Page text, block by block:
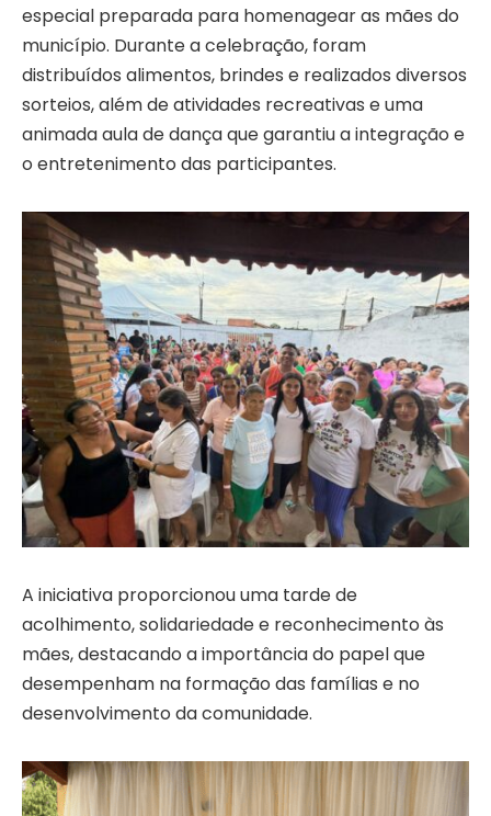
especial preparada para homenagear as mães do
município. Durante a celebração, foram
distribuídos alimentos, brindes e realizados diversos
sorteios, além de atividades recreativas e uma
animada aula de dança que garantiu a integração e
o entretenimento das participantes.
A iniciativa proporcionou uma tarde de
acolhimento, solidariedade e reconhecimento às
mães, destacando a importância do papel que
desempenham na formação das famílias e no
desenvolvimento da comunidade.